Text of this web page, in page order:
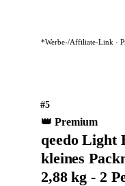
*Werbe-/Affiliate-Link ·
#5
👑 Premium
qeedo Light
kleines
2,88 kg - 2